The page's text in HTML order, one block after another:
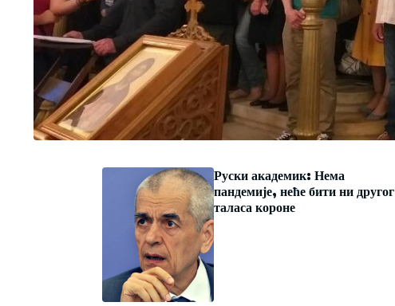
Руски академик: Нема
пандемије, неће бити ни другог
таласа короне